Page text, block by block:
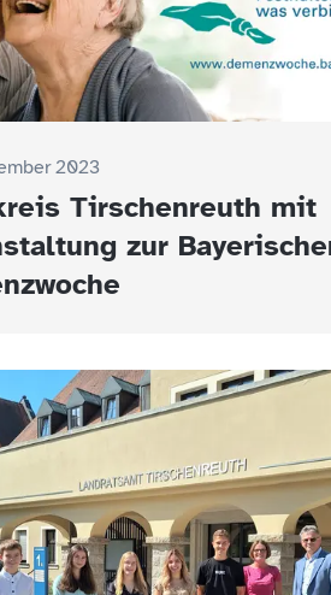
2023
Tirschenreuth mit
zur